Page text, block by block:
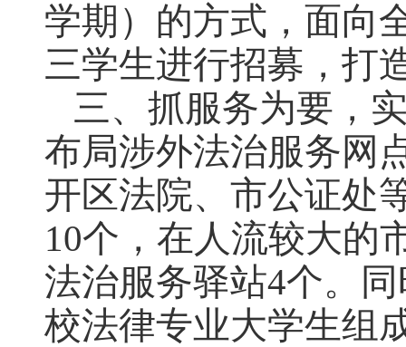
学期）的方式，面向
三学生进行招募，打
三、抓服务为要，
布局涉外法治服务网
开区法院、市公证处
10个，在人流较大的
法治服务驿站4个。
校法律专业大学生组